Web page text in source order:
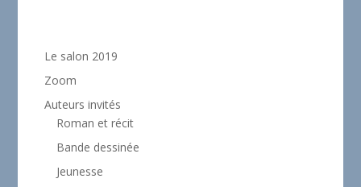
Le salon 2019
Zoom
Auteurs invités
Roman et récit
Bande dessinée
Jeunesse